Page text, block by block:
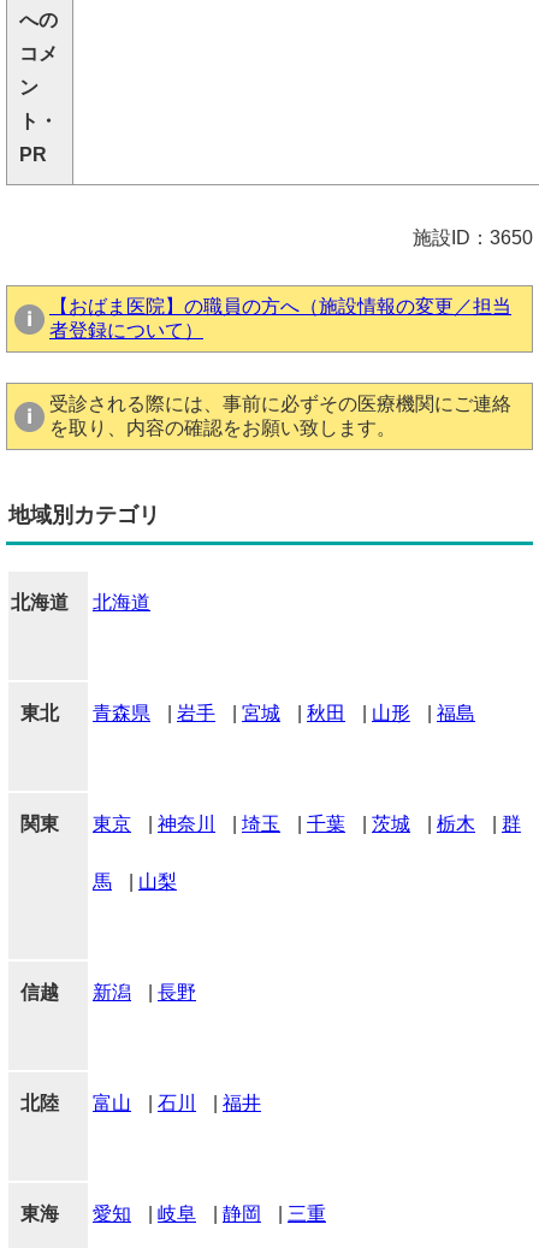
への
コメ
ン
ト・
PR
施設ID：3650
【おばま医院】の職員の方へ（施設情報の変更／担当
者登録について）
受診される際には、事前に必ずその医療機関にご連絡
を取り、内容の確認をお願い致します。
地域別カテゴリ
北海道 北海道
東北 青森県 岩手 宮城 秋田 山形 福島
関東 東京 神奈川 埼玉 千葉 茨城 栃木 群
馬 山梨
信越 新潟 長野
北陸 富山 石川 福井
東海 愛知 岐阜 静岡 三重